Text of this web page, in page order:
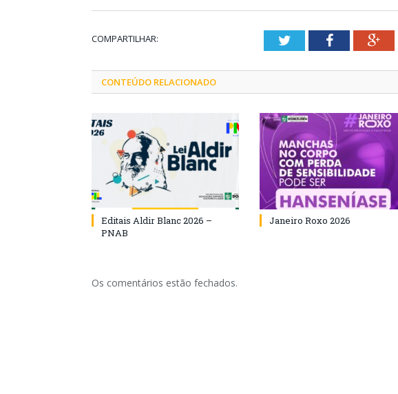
COMPARTILHAR: TwitterFacebook
CONTEÚDO RELACIONADO
Editais Aldir Blanc 2026 –
PNAB
Janeiro Roxo 2026
Os comentários estão fechados.